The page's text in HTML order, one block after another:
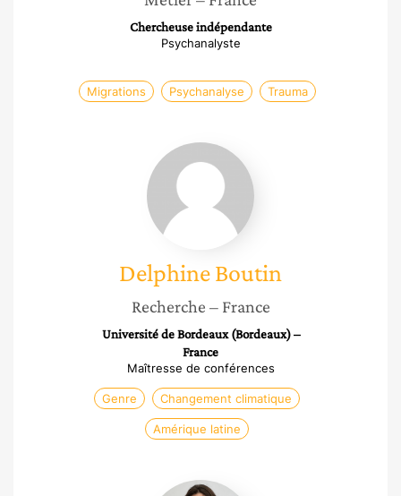
Chercheuse indépendante
Psychanalyste
Migrations Psychanalyse Trauma
Delphine
Boutin
DelphineBoutin
Recherche – France
Université de Bordeaux (Bordeaux) –
France
Maîtresse de conférences
Genre Changement climatique
Amérique latine
Cécile